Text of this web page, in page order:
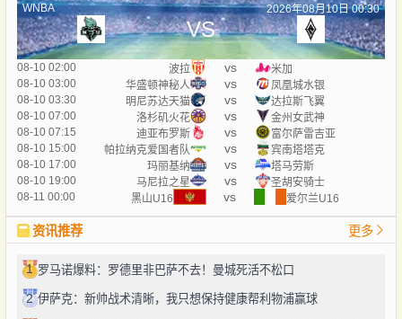
WNBA 2026年08月10日 00:30
VS
08-10 02:00 波拉 vs
米加
08-10 03:00
华盛顿神秘人 vs
凤凰城水银
08-10 03:30
明尼苏达天猫 vs
达拉斯飞翼
08-10 07:00
洛杉矶火花 vs
金州女武神
08-10 07:15
迪亚布罗斯 vs
富尔萨雷吉亚
08-10 15:00
帕拉纳克爱国者队 vs
宾南塔塔克
08-10 17:00
玛丽基纳 vs
塔马劳斯
08-10 19:00
马尼拉之星 vs
圣胡安骑士
08-11 00:00
黑山U16 vs 爱尔兰U16
资讯推荐 更多
1 罗马诺爆料：罗德里非巴萨不去！曼城死活不松口
2 伊萨克：新帅战术清晰，我只想保持健康帮利物浦赢球